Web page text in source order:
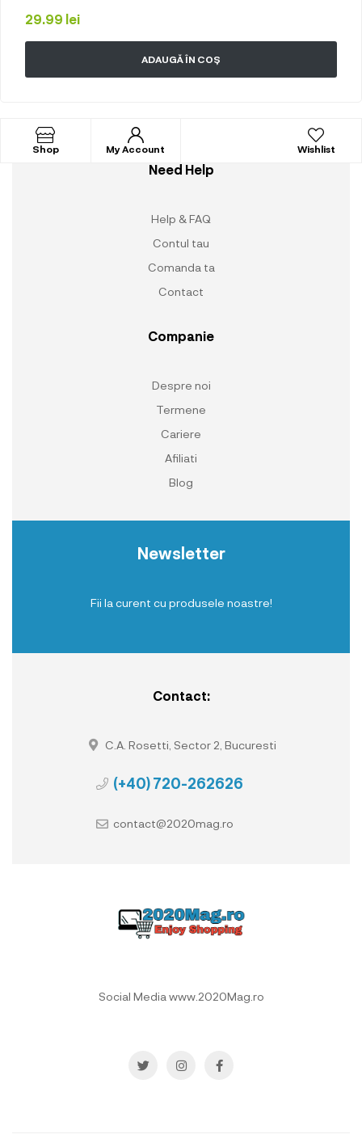
29.99 lei
ADAUGĂ ÎN COȘ
Shop My Account Wishlist
Need Help
Help & FAQ
Contul tau
Comanda ta
Contact
Companie
Despre noi
Termene
Cariere
Afiliati
Blog
Newsletter
Fii la curent cu produsele noastre!
Contact:
C.A. Rosetti, Sector 2, Bucuresti
(+40) 720-262626
contact@2020mag.ro
Social Media www.2020Mag.ro